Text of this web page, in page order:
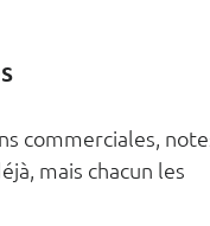
commerciales,
mais chacun les